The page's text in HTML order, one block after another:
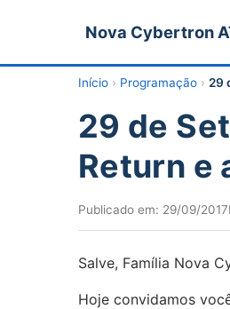
Nova Cybertron
Início › Programação › 29
29 de
Return e
Publicado em: 29/09/2017
Salve, Família Nova
Hoje convidamos